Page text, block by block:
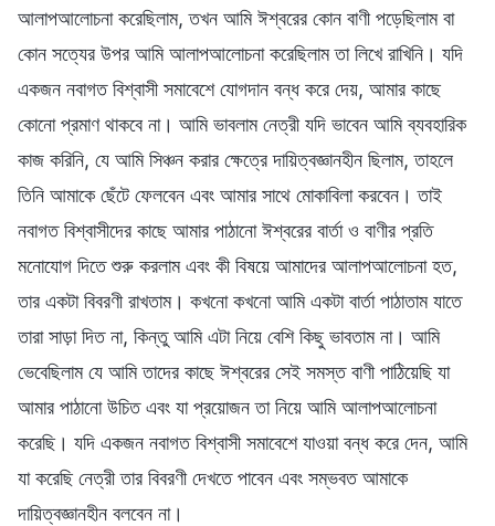
আলাপআলোচনা করেছিলাম, তখন আমি ঈশ্বরের কোন বাণী পড়েছিলাম বা
কোন সত্যের উপর আমি আলাপআলোচনা করেছিলাম তা লিখে রাখিনি। যদি
একজন নবাগত বিশ্বাসী সমাবেশে যোগদান বন্ধ করে দেয়, আমার কাছে
কোনো প্রমাণ থাকবে না। আমি ভাবলাম নেত্রী যদি ভাবেন আমি ব্যবহারিক
কাজ করিনি, যে আমি সিঞ্চন করার ক্ষেত্রে দায়িত্বজ্ঞানহীন ছিলাম, তাহলে
তিনি আমাকে ছেঁটে ফেলবেন এবং আমার সাথে মোকাবিলা করবেন। তাই
নবাগত বিশ্বাসীদের কাছে আমার পাঠানো ঈশ্বরের বার্তা ও বাণীর প্রতি
মনোযোগ দিতে শুরু করলাম এবং কী বিষয়ে আমাদের আলাপআলোচনা হত,
তার একটা বিবরণী রাখতাম। কখনো কখনো আমি একটা বার্তা পাঠাতাম যাতে
তারা সাড়া দিত না, কিন্তু আমি এটা নিয়ে বেশি কিছু ভাবতাম না। আমি
ভেবেছিলাম যে আমি তাদের কাছে ঈশ্বরের সেই সমস্ত বাণী পাঠিয়েছি যা
আমার পাঠানো উচিত এবং যা প্রয়োজন তা নিয়ে আমি আলাপআলোচনা
করেছি। যদি একজন নবাগত বিশ্বাসী সমাবেশে যাওয়া বন্ধ করে দেন, আমি
যা করেছি নেত্রী তার বিবরণী দেখতে পাবেন এবং সম্ভবত আমাকে
দায়িত্বজ্ঞানহীন বলবেন না।